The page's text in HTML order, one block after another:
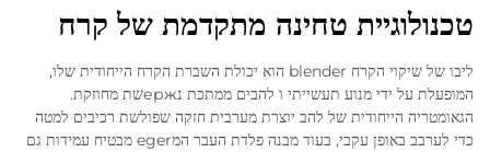
טכנולוגיית טחינה מתקדמת של קרח
ליבו של שיקוי הקרח blender הוא יכולת השברת הקרח הייחודית שלו,
המופעלת על ידי מנוע תעשייתי ו להבים ממתכת נержשת מחוזקת.
הגאומטריה הייחודית של להב יוצרת מערבית חזקה שפולשת רכיבים למטה
כדי לערבב באופן עקבי, בעוד מבנה פלדת העבר המeger מבטיח עמידות גם